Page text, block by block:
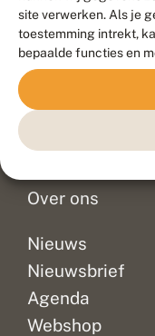
site verwerken. Als je
toestemming intrekt,
bepaalde functies en
Contact
Veelgestelde
Doneer
Over ons
Nieuws
Nieuwsbrief
Agenda
Webshop
Duurzaam